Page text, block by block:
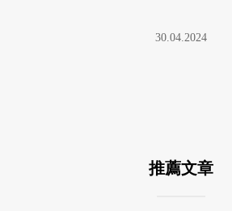
30.04.2024
推薦文章